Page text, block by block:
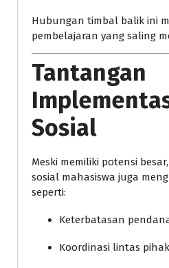
Hubungan timbal balik ini
pembelajaran yang saling
Tantangan
Sosial
Meski memiliki potensi
sosial mahasiswa juga
seperti:
Keterbatasan
Koordinasi lintas pihak